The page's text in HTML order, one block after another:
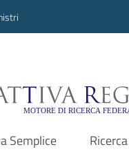
Semplice